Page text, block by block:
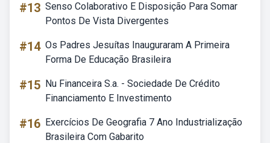
#13 Senso Colaborativo E Disposição Para Somar
Pontos De Vista Divergentes
#14 Os Padres Jesuítas Inauguraram A Primeira
Forma De Educação Brasileira
#15 Nu Financeira S.a. - Sociedade De Crédito
Financiamento E Investimento
#16 Exercícios De Geografia 7 Ano Industrialização
Brasileira Com Gabarito